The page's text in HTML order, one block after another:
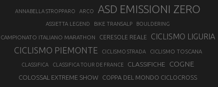
ANNABELLA STROPPARO ARCO ASD EMISSIONI ZERO
ASSIETTA LEGEND BIKE TRANSALP BOULDERING
CAMPIONATO ITALIANO MARATHON CERESOLE REALE CICLISMO LIGURIA
CICLISMO PIEMONTE CICLISMO STRADA CICLISMO TOSCANA
CLASSIFICA CLASSIFICA TOUR DE FRANCE CLASSIFICHE COGNE
COLOSSAL EXTREME SHOW
COPPA DEL MONDO CICLOCROSS